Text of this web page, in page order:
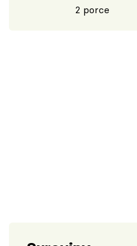
2 porce